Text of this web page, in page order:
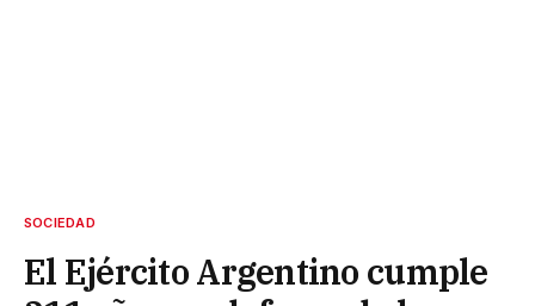
SOCIEDAD
El Ejército Argentino cumple